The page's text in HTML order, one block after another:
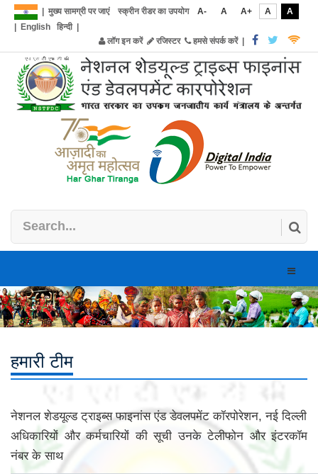
मुख्य सामग्री पर जाएं स्क्रीन रीडर का उपयोग A- A A+ A
A
English हिन्दी|
लॉग इन करें
रजिस्टर हमसे संपर्क करें|
Toggle
हमारी टीम
नेशनल शेडयूल्‍ड ट्राइब्‍स फाइनांस एंड डेवलपमेंट कॉरपोरेशन, नई दिल्‍ली
अधिकारियों और कर्मचारियों की सूची उनके टेलीफोन और इंटरकॉम
नंबर के साथ